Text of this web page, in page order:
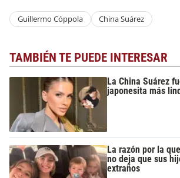
Guillermo Cóppola China Suárez
TAMBIÉN TE PUEDE INTERESAR
La China Suárez
japonesita más
La razón por la
no deja que sus
extraños